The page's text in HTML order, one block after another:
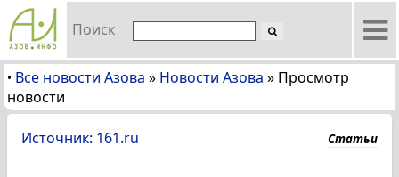
Поиск
• Все новости Азова » Новости Азова » Просмотр
новости
Источник: 161.ru Статьи